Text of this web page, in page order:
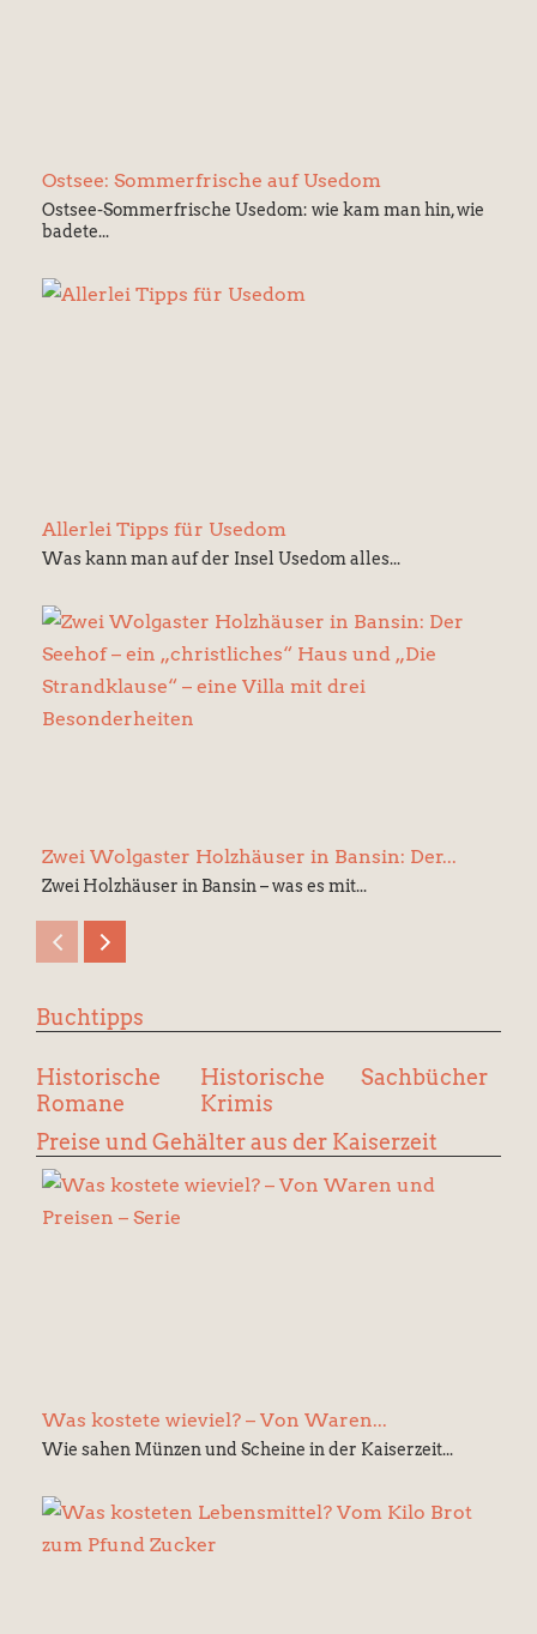
Ostsee: Sommerfrische auf Usedom
Ostsee-Sommerfrische Usedom: wie kam man hin, wie
badete...
Allerlei Tipps für Usedom
Was kann man auf der Insel Usedom alles...
Zwei Wolgaster Holzhäuser in Bansin: Der...
Zwei Holzhäuser in Bansin – was es mit...
Buchtipps
Historische
Romane
Historische
Krimis
Sachbücher
Preise und Gehälter aus der Kaiserzeit
Was kostete wieviel? – Von Waren...
Wie sahen Münzen und Scheine in der Kaiserzeit...